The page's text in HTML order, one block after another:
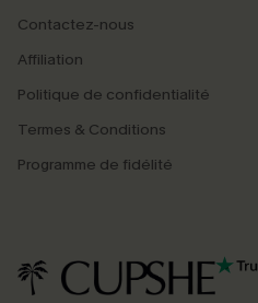
Contactez-nous
Affiliation
Politique de confidentialité
Termes & Conditions
Programme de fidélité
-15% dès 2
*Un code par
En soumettant votre adresse e-mail,
marketing (y compris du contenu
reconnaissez avoir pris connaissance
pouvons utiliser les données
produits susceptibles de vous
confidentialité
. Vous pouvez vous